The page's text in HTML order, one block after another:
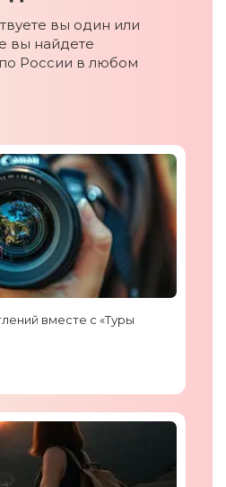
вы один или
вы найдете
России в любом
вместе с «Туры